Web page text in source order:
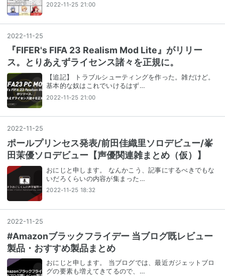
2022-11-25 21:00
2022-11-25
『FIFER's FIFA 23 Realism Mod Lite』がリリー
ス。とりあえずライセンス諸々を正規に。
【追記】 トラブルシューティングを作った。雑だけど。
基本的な奴はこれでいけるはず…
2022-11-25 21:00
2022-11 -25
ポールプリンセス発表/前田佳織里ソロデビュー/峯
田茉優ソロデビュー【声優関連雑まとめ（仮）】
おにじと申します。 なんかこう、記事にするべきでもな
いだろくらいの内容が集まった…
2022-11-25 18:32
2022-11-25
#Amazonブラックフライデー 当ブログ既レビュー
製品・おすすめ製品まとめ
おにじと申します。 当ブログでは、最近ガジェットブロ
グの要素も増えてきてるので、…